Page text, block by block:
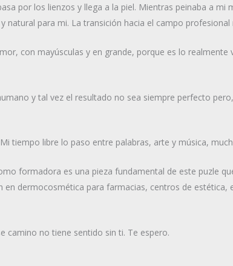
por los lienzos y llega a la piel. Mientras peinaba a
natural para mi. La transición hacia el campo profesional
con mayúsculas y en grande, porque es lo
y tal vez el resultado no sea siempre perfecto
tiempo libre lo paso entre palabras, arte y música,
formadora es una pieza fundamental de este puzle
dermocosmética para farmacias, centros de estética,
camino no tiene sentido sin ti. Te espero.